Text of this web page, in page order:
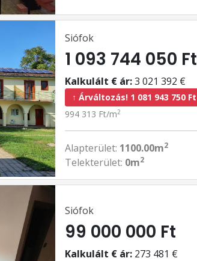
Siófok
1 093 744 050 Ft
Kalkulált € ár:3 021 392 €
↑ Árváltozás! 1 081 943 750 Ft
994 313 Ft/m2
Alapterület: 1100.00m2
Telekterület: 0m2
Siófok
99 000 000 Ft
Kalkulált € ár: 273 481 €